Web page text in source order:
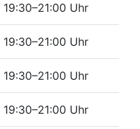
19:30–21:00 Uhr
19:30–21:00 Uhr
19:30–21:00 Uhr
19:30–21:00 Uhr